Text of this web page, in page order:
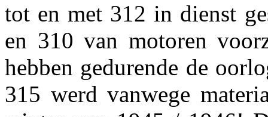
tot en met 312 in dienst
en 310 van motoren
hebben gedurende de
315 werd vanwege